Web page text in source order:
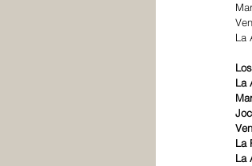
La
La
La
La